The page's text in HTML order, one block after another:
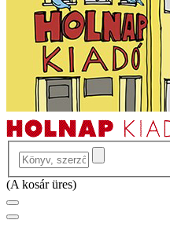
(A kosár üres)